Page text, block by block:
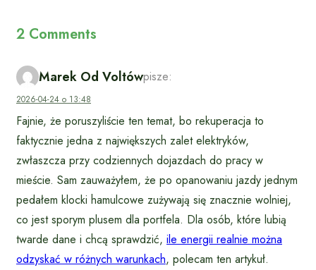
2 Comments
Marek Od Voltówpisze:
2026-04-24 o 13:48
Fajnie, że poruszyliście ten temat, bo rekuperacja to
faktycznie jedna z największych zalet elektryków,
zwłaszcza przy codziennych dojazdach do pracy w
mieście. Sam zauważyłem, że po opanowaniu jazdy jednym
pedałem klocki hamulcowe zużywają się znacznie wolniej,
co jest sporym plusem dla portfela. Dla osób, które lubią
twarde dane i chcą sprawdzić, ile energii realnie można
odzyskać w różnych warunkach, polecam ten artykuł.